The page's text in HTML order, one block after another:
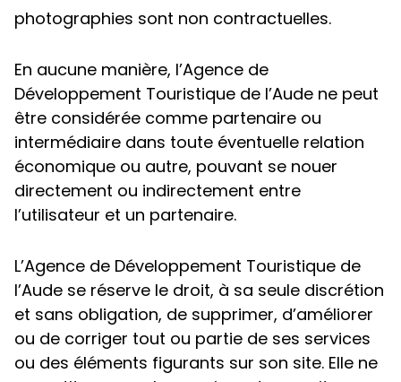
photographies sont non contractuelles.
En aucune manière, l’Agence de
Développement Touristique de l’Aude ne peut
être considérée comme partenaire ou
intermédiaire dans toute éventuelle relation
économique ou autre, pouvant se nouer
directement ou indirectement entre
l’utilisateur et un partenaire.
L’Agence de Développement Touristique de
l’Aude se réserve le droit, à sa seule discrétion
et sans obligation, de supprimer, d’améliorer
ou de corriger tout ou partie de ses services
ou des éléments figurants sur son site. Elle ne